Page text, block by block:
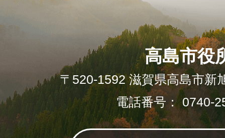
高島市役
〒520-1592 滋賀県高島市新
電話番号： 0740-